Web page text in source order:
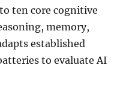
ten core cognitive
memory,
established
to evaluate AI